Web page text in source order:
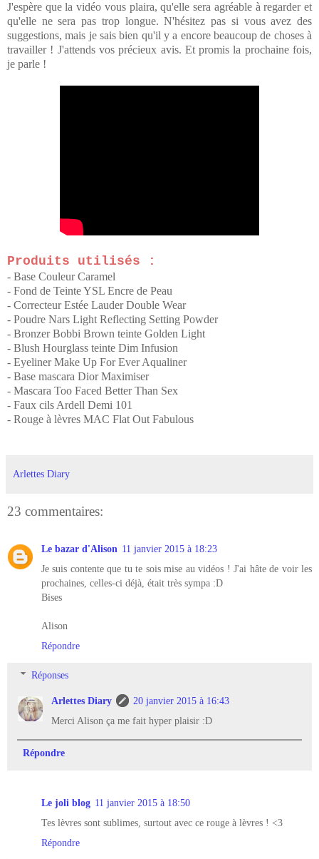
J'espère que la vidéo vous plaira, qu'elle sera agréable à regarder et
qu'elle ne sera pas trop longue. N'hésitez pas si vous avez des
suggestions, mais je sais bien qu'il y a encore beaucoup de choses à
travailler ! J'attends vos précieux avis. Et promis la prochaine fois,
je parle !
Produits utilisés :
- Base Couleur Caramel
- Fond de Teinte YSL Encre de Peau
- Correcteur Estée Lauder Double Wear
- Poudre Nars Light Reflecting Setting Powder
- Bronzer Bobbi Brown teinte Golden Light
- Blush Hourglass teinte Dim Infusion
- Eyeliner Make Up For Ever Aqualiner
- Base mascara Dior Maximiser
- Mascara Too Faced Better Than Sex
- Faux cils Ardell Demi 101
- Rouge à lèvres MAC Flat Out Fabulous
Arlettes Diary
23 commentaires:
Le bazar d'Alison 11 janvier 2015 à 18:23
Je suis contente que tu te sois mise au vidéos ! J'ai hâte de voir les
prochaines, celles-ci déjà, était très sympa :D
Bises
Alison
Répondre
Réponses
Arlettes Diary
20 janvier 2015 à 16:43
Merci Alison ça me fait hyper plaisir :D
Répondre
Le joli blog 11 janvier 2015 à 18:50
Tes lèvres sont sublimes, surtout avec ce rouge à lèvres ! <3
Répondre